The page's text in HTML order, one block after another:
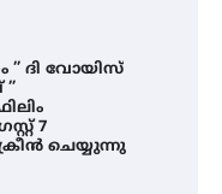
” ദി വോയിസ്
7
ചെയ്യുന്നു